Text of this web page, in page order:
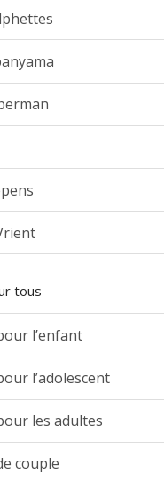
tous
l’enfant
l’adolescent
les adultes
couple